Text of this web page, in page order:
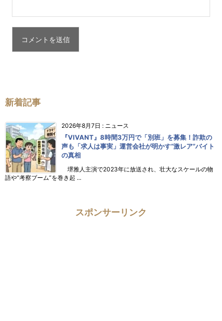
新着記事
2026年8月7日 : ニュース
『VIVANT』8時間3万円で「別班」を募集！詐欺の
声も「求人は事実」運営会社が明かす“激レア”バイト
の真相
堺雅人主演で2023年に放送され、壮大なスケールの物
語や“考察ブーム”を巻き起 ...
スポンサーリンク